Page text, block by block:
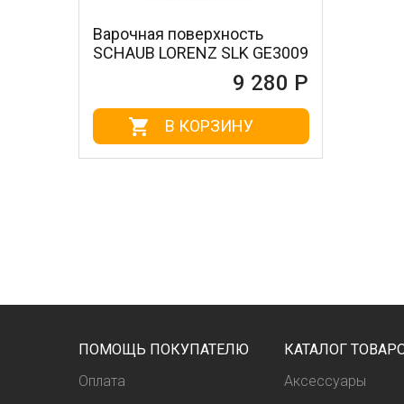
Варочная поверхность
SCHAUB LORENZ SLK GE3009
9 280 Р
В КОРЗИНУ
ПОМОЩЬ ПОКУПАТЕЛЮ
Оплата
КАТАЛОГ
Аксессуары